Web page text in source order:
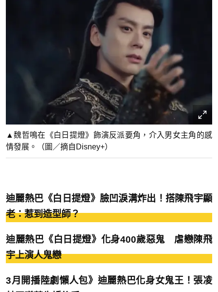
▲魏哲鳴在《白日提燈》飾演反派要角，介入男女主角的感
情發展。（圖／摘自Disney+）
迪麗熱巴《白日提燈》臉凹淚溝炸出！搭陳飛宇顯
老：惹到造型師？
迪麗熱巴《白日提燈》化身400歲惡鬼 虐戀陳飛
宇上演人鬼戀
3月開播陸劇懶人包》迪麗熱巴化身女鬼王！張凌